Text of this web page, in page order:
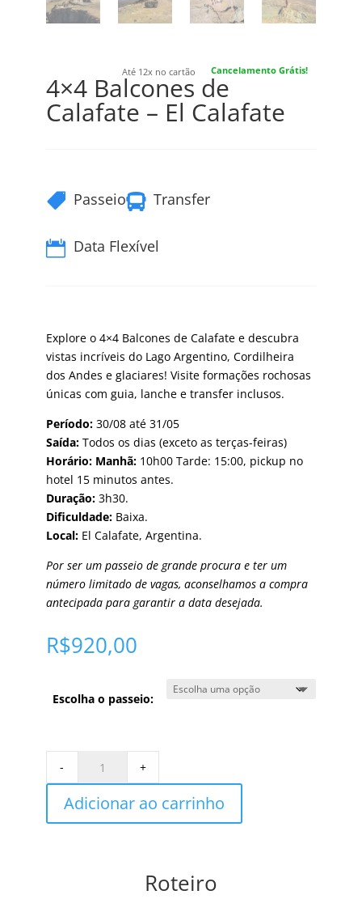
Até 12x no cartão Cancelamento Grátis!
4×4 Balcones de
Calafate – El Calafate
 Passeio Transfer
 Data Flexível
Explore o 4×4 Balcones de Calafate e descubra
vistas incríveis do Lago Argentino, Cordilheira
dos Andes e glaciares! Visite formações rochosas
únicas com guia, lanche e transfer inclusos.
Período: 30/08 até 31/05
Saída:Todos os dias (exceto as terças-feiras)
Horário: Manhã:10h00 Tarde: 15:00, pickup no
hotel 15 minutos antes.
Duração:3h30.
Dificuldade:Baixa.
Local:El Calafate, Argentina.
Por ser um passeio de grande procura e ter um
número limitado de vagas, aconselhamos a compra
antecipada para garantir a data desejada.
R$920,00
Escolha o passeio:
- +
Adicionar ao carrinho
Roteiro